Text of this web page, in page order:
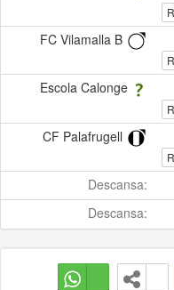
FC Vilamalla B
Escola Calonge
CF Palafrugell
Descansa:
Descansa: